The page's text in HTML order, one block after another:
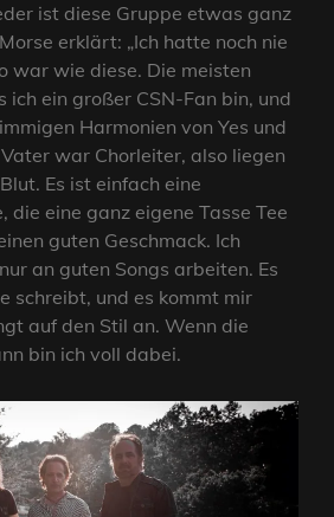
ist diese Gruppe etwas ganz
erklärt: „Ich hatte noch nie
war wie diese. Die meisten
ich ein großer CSN-Fan bin, und
Harmonien von Yes und
war Chorleiter, also liegen
Es ist einfach eine
die eine ganz eigene Tasse Tee
guten Geschmack. Ich
an guten Songs arbeiten. Es
schreibt, und es kommt mir
auf den Stil an. Wenn die
bin ich voll dabei.